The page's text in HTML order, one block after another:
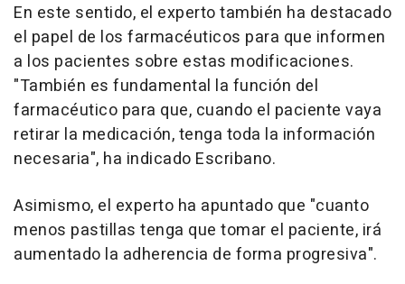
En este sentido, el experto también ha destacado
el papel de los farmacéuticos para que informen
a los pacientes sobre estas modificaciones.
"También es fundamental la función del
farmacéutico para que, cuando el paciente vaya
retirar la medicación, tenga toda la información
necesaria", ha indicado Escribano.
Asimismo, el experto ha apuntado que "cuanto
menos pastillas tenga que tomar el paciente, irá
aumentado la adherencia de forma progresiva".